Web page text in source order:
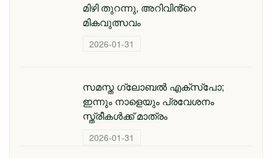
മിഴി തുറന്നു, അറിവിൻ്റെ
മികവുത്സവം
2026-01-31
സമസ്ത ഗ്ലോബൽ എക്സ്പോ;
ഇന്നും നാളെയും പ്രവേശനം
സ്ത്രീകൾക്ക് മാത്രം
2026-01-31